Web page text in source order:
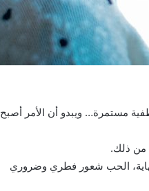
مستمرة… ويبدو أن الأمر أصبح
من ذلك.
الحب شعور فطري وضروري